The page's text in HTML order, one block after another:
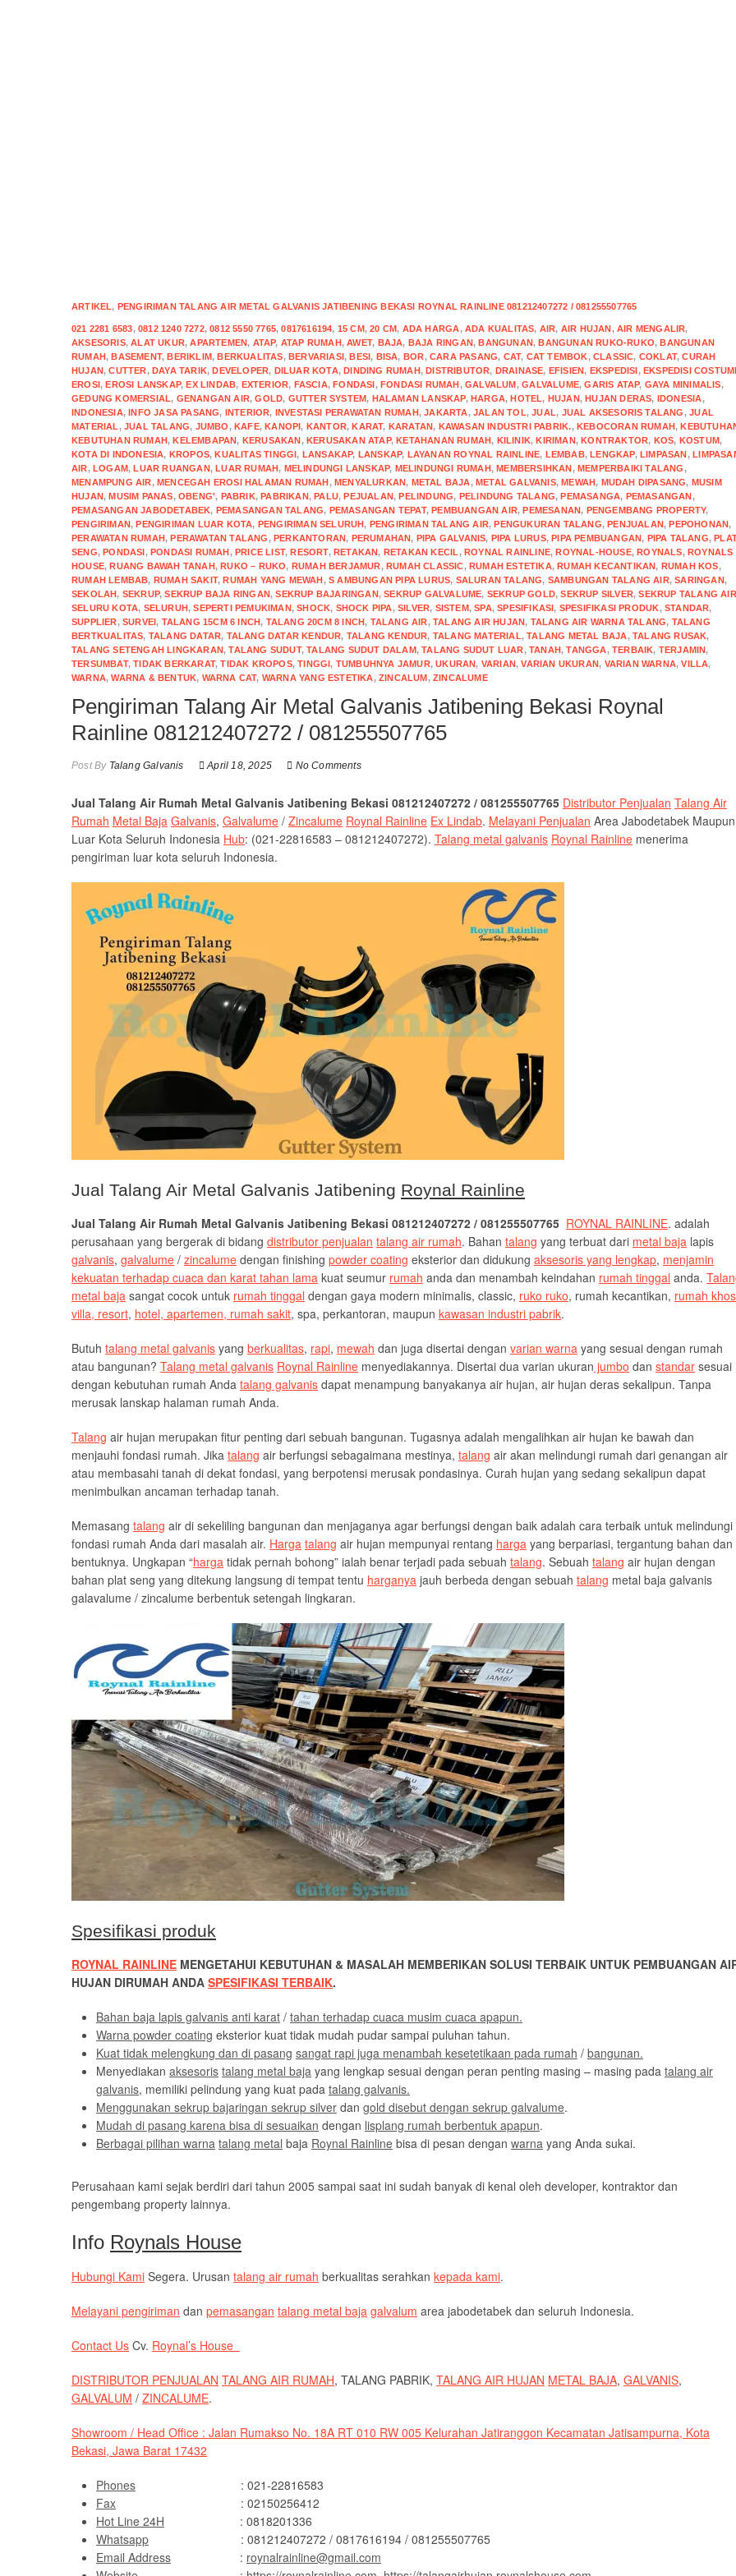
ARTIKEL, PENGIRIMAN TALANG AIR METAL GALVANIS JATIBENING BEKASI ROYNAL RAINLINE 081212407272 / 081255507765
021 2281 6583,0812 1240 7272,0812 5550 7765,0817616194, 15 CM,20 CM, ADA HARGA, ADA KUALITAS, AIR, AIR HUJAN, AIR MENGALIR,
AKSESORIS,ALAT UKUR,APARTEMEN, ATAP, ATAP RUMAH,AWET, BAJA, BAJA RINGAN,BANGUNAN,BANGUNAN RUKO-RUKO,BANGUNAN
RUMAH,BASEMENT,BERIKLIM,BERKUALITAS,BERVARIASI,BESI, BISA, BOR, CARA PASANG, CAT, CAT TEMBOK, CLASSIC, COKLAT,CURAH
HUJAN,CUTTER,DAYA TARIK,DEVELOPER, DILUAR KOTA,DINDING RUMAH,DISTRIBUTOR, DRAINASE, EFISIEN, EKSPEDISI, EKSPEDISI
EROSI,EROSI LANSKAP,EX LINDAB, EXTERIOR, FASCIA,FONDASI,FONDASI RUMAH,GALVALUM,GALVALUME,GARIS ATAP, GAYA MINIMALIS,
GEDUNG KOMERSIAL, GENANGAN AIR,GOLD, GUTTER SYSTEM, HALAMAN LANSKAP,HARGA,HOTEL, HUJAN,HUJAN DERAS, IDONESIA,
INDONESIA,INFO JASA PASANG, INTERIOR, INVESTASI PERAWATAN RUMAH,JAKARTA,JALAN TOL,JUAL, JUAL AKSESORIS TALANG,JUAL
MATERIAL,JUAL TALANG, JUMBO,KAFE,KANOPI, KANTOR,KARAT, KARATAN, KAWASAN INDUSTRI PABRIK., KEBOCORAN RUMAH,
KEBUTUHAN RUMAH,KELEMBAPAN, KERUSAKAN,KERUSAKAN ATAP,KETAHANAN RUMAH, KILINIK,KIRIMAN,KONTRAKTOR, KOS, KOSTUM,
KOTA DI INDONESIA, KROPOS,KUALITAS TINGGI, LANSAKAP, LANSKAP, LAYANAN ROYNAL RAINLINE, LEMBAB,LENGKAP,LIMPASAN,
AIR,LOGAM,LUAR RUANGAN,LUAR RUMAH, MELINDUNGI LANSKAP, MELINDUNGI RUMAH,MEMBERSIHKAN,MEMPERBAIKI TALANG,
MENAMPUNG AIR,MENCEGAH EROSI HALAMAN RUMAH,MENYALURKAN, METAL BAJA,METAL GALVANIS,MEWAH, MUDAH DIPASANG, MUSIM
HUJAN,MUSIM PANAS,OBENG', PABRIK,PABRIKAN,PALU,PEJUALAN,PELINDUNG, PELINDUNG TALANG,PEMASANGA, PEMASANGAN,
PEMASANGAN JABODETABEK, PEMASANGAN TALANG, PEMASANGAN TEPAT,PEMBUANGAN AIR,PEMESANAN, PENGEMBANG PROPERTY,
PENGIRIMAN,PENGIRIMAN LUAR KOTA, PENGIRIMAN SELURUH, PENGIRIMAN TALANG AIR,PENGUKURAN TALANG,PENJUALAN,PEPOHONAN,
PERAWATAN RUMAH,PERAWATAN TALANG,PERKANTORAN, PERUMAHAN, PIPA GALVANIS, PIPA LURUS,PIPA PEMBUANGAN, PIPA TALANG,
SENG,PONDASI,PONDASI RUMAH,PRICE LIST,RESORT,RETAKAN, RETAKAN KECIL, ROYNAL RAINLINE,ROYNAL-HOUSE,ROYNALS, ROYNALS
HOUSE,RUANG BAWAH TANAH,RUKO – RUKO, RUMAH BERJAMUR,RUMAH CLASSIC,RUMAH ESTETIKA,RUMAH KECANTIKAN, RUMAH KOS,
RUMAH LEMBAB, RUMAH SAKIT,RUMAH YANG MEWAH,S AMBUNGAN PIPA LURUS, SALURAN TALANG, SAMBUNGAN TALANG AIR,SARINGAN,
SEKOLAH, SEKRUP,SEKRUP BAJA RINGAN,SEKRUP BAJARINGAN,SEKRUP GALVALUME, SEKRUP GOLD,SEKRUP SILVER,SEKRUP TALANG AIR
SELURU KOTA, SELURUH,SEPERTI PEMUKIMAN,SHOCK, SHOCK PIPA,SILVER, SISTEM,SPA,SPESIFIKASI, SPESIFIKASI PRODUK, STANDAR,
SUPPLIER,SURVEI, TALANG 15CM 6 INCH, TALANG 20CM 8 INCH, TALANG AIR,TALANG AIR HUJAN, TALANG AIR WARNA TALANG, TALANG
BERTKUALITAS, TALANG DATAR, TALANG DATAR KENDUR, TALANG KENDUR, TALANG MATERIAL,TALANG METAL BAJA,TALANG RUSAK,
TALANG SETENGAH LINGKARAN,TALANG SUDUT,TALANG SUDUT DALAM,TALANG SUDUT LUAR,TANAH,TANGGA,TERBAIK, TERJAMIN,
TERSUMBAT,TIDAK BERKARAT,TIDAK KROPOS,TINGGI, TUMBUHNYA JAMUR,UKURAN, VARIAN,VARIAN UKURAN, VARIAN WARNA,VILLA,
WARNA,WARNA & BENTUK, WARNA CAT, WARNA YANG ESTETIKA,ZINCALUM,ZINCALUME
Pengiriman Talang Air Metal Galvanis Jatibening Bekasi Roynal
Rainline 081212407272 / 081255507765
Post ByTalang Galvanis April 18, 2025 No Comments
Jual Talang Air Rumah Metal Galvanis Jatibening Bekasi 081212407272 / 081255507765 Distributor Penjualan Talang Air
Rumah Metal Baja Galvanis, Galvalume / Zincalume Roynal Rainline Ex Lindab. Melayani Penjualan Area Jabodetabek Maupun
Luar Kota Seluruh Indonesia Hub: (021-22816583 – 081212407272). Talang metal galvanis Roynal Rainline menerima
pengiriman luar kota seluruh Indonesia.
Jual Talang Air Metal Galvanis Jatibening Roynal Rainline
Jual Talang Air Rumah Metal Galvanis Jatibening Bekasi 081212407272 / 081255507765 ROYNAL RAINLINE. adalah
perusahaan yang bergerak di bidang distributor penjualan talang air rumah. Bahan talang yang terbuat dari metal baja lapis
galvanis, galvalume / zincalume dengan finishing powder coating eksterior dan didukung aksesoris yang lengkap, menjamin
kekuatan terhadap cuaca dan karat tahan lama kuat seumur rumah anda dan menambah keindahan rumah tinggal anda.
metal baja sangat cocok untuk rumah tinggal dengan gaya modern minimalis, classic, ruko ruko, rumah kecantikan, rumah khos
villa, resort, hotel, apartemen, rumah sakit, spa, perkantoran, maupun kawasan industri pabrik.
Butuh talang metal galvanis yang berkualitas, rapi, mewah dan juga disertai dengan varian warna yang sesuai dengan rumah
atau bangunan? Talang metal galvanis Roynal Rainline menyediakannya. Disertai dua varian ukuran jumbo dan standar sesuai
dengan kebutuhan rumah Anda talang galvanis dapat menampung banyakanya air hujan, air hujan deras sekalipun. Tanpa
merusak lanskap halaman rumah Anda.
Talang air hujan merupakan fitur penting dari sebuah bangunan. Tugasnya adalah mengalihkan air hujan ke bawah dan
menjauhi fondasi rumah. Jika talang air berfungsi sebagaimana mestinya, talang air akan melindungi rumah dari genangan air
atau membasahi tanah di dekat fondasi, yang berpotensi merusak pondasinya. Curah hujan yang sedang sekalipun dapat
menimbulkan ancaman terhadap tanah.
Memasang talang air di sekeliling bangunan dan menjaganya agar berfungsi dengan baik adalah cara terbaik untuk melindungi
fondasi rumah Anda dari masalah air. Harga talang air hujan mempunyai rentang harga yang berpariasi, tergantung bahan dan
bentuknya. Ungkapan “harga tidak pernah bohong” ialah benar terjadi pada sebuah talang. Sebuah talang air hujan dengan
bahan plat seng yang ditekung langsung di tempat tentu harganya jauh berbeda dengan sebuah talang metal baja galvanis
galavalume / zincalume berbentuk setengah lingkaran.
Spesifikasi produk
ROYNAL RAINLINE MENGETAHUI KEBUTUHAN & MASALAH MEMBERIKAN SOLUSI TERBAIK UNTUK PEMBUANGAN
HUJAN DIRUMAH ANDA SPESIFIKASI TERBAIK.
Bahan baja lapis galvanis anti karat / tahan terhadap cuaca musim cuaca apapun.
Warna powder coating eksterior kuat tidak mudah pudar sampai puluhan tahun.
Kuat tidak melengkung dan di pasang sangat rapi juga menambah kesetetikaan pada rumah / bangunan.
Menyediakan aksesoris talang metal baja yang lengkap sesuai dengan peran penting masing – masing pada talang air
galvanis, memiliki pelindung yang kuat pada talang galvanis.
Menggunakan sekrup bajaringan sekrup silver dan gold disebut dengan sekrup galvalume.
Mudah di pasang karena bisa di sesuaikan dengan lisplang rumah berbentuk apapun.
Berbagai pilihan warna talang metal baja Roynal Rainline bisa di pesan dengan warna yang Anda sukai.
Perusahaan kami sejak berdiri dari tahun 2005 sampai saat ini sudah banyak di kenal oleh developer, kontraktor dan
pengembang property lainnya.
Info Roynals House
Hubungi Kami Segera. Urusan talang air rumah berkualitas serahkan kepada kami.
Melayani pengiriman dan pemasangan talang metal baja galvalum area jabodetabek dan seluruh Indonesia.
Contact Us Cv. Roynal’s House
DISTRIBUTOR PENJUALAN TALANG AIR RUMAH, TALANG PABRIK, TALANG AIR HUJAN METAL BAJA, GALVANIS,
GALVALUM / ZINCALUME.
Showroom / Head Office : Jalan Rumakso No. 18A RT 010 RW 005 Kelurahan Jatiranggon Kecamatan Jatisampurna, Kota
Bekasi, Jawa Barat 17432
Phones : 021-22816583
Fax : 02150256412
Hot Line 24H : 0818201336
Whatsapp : 081212407272 / 0817616194 / 081255507765
Email Address : roynalrainline@gmail.com